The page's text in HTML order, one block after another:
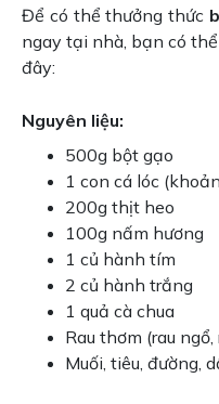
Để có thể thưởng thức
ngay tại nhà, bạn có
đây:
Nguyên liệu:
500g bột gạo
1 con cá lóc
200g thịt heo
100g nấm hương
1 củ hành tím
2 củ hành trắng
1 quả cà chua
Rau thơm (rau
Muối, tiêu, đường,